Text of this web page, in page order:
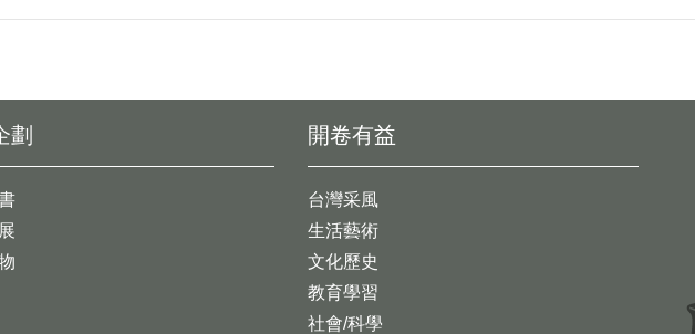
開卷有益
台灣采風
生活藝術
文化歷史
教育學習
社會/科學
劃